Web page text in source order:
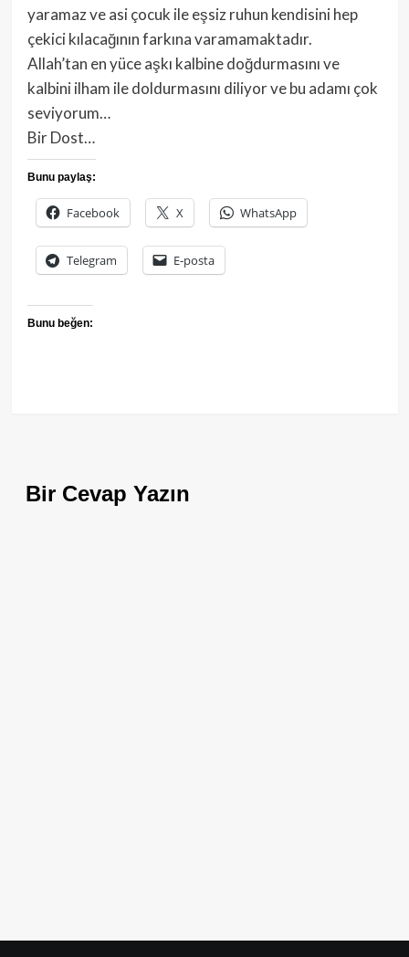
yaramaz ve asi çocuk ile eşsiz ruhun kendisini hep
çekici kılacağının farkına varamamaktadır.
Allah’tan en yüce aşkı kalbine doğdurmasını ve
kalbini ilham ile doldurmasını diliyor ve bu adamı çok
seviyorum…
Bir Dost…
Bunu paylaş:
Facebook X WhatsApp
Telegram E-posta
Bunu beğen:
Bir Cevap Yazın